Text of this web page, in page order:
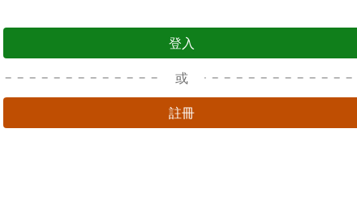
登入
或
註冊